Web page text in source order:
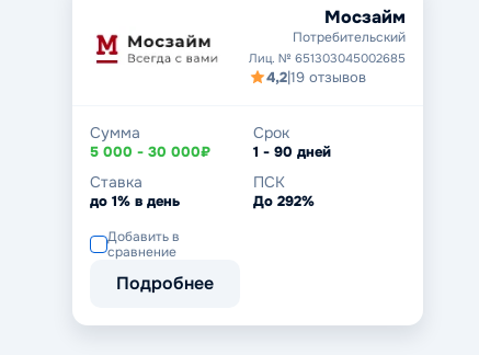
Мосзайм
Потребительский
Лиц. № 651303045002685
4,2|19 отзывов
Сумма
5 000 - 30 000₽
Срок
1 - 90 дней
Ставка
до 1% в день
ПСК
До 292%
Добавить в
сравнение
Подробнее